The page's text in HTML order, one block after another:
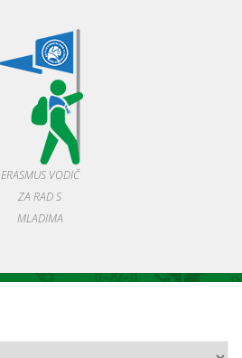
ERASMUS VODIČ
ZA RAD S
MLADIMA